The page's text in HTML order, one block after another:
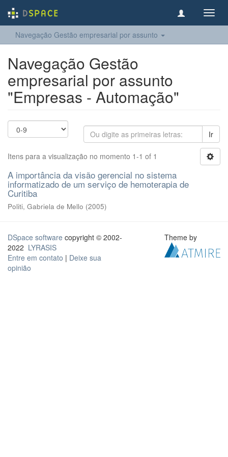
Navegação Gestão empresarial por assunto
Navegação Gestão
empresarial por assunto
"Empresas - Automação"
Ir
Itens para a visualização no momento 1-1 of 1
A importância da visão gerencial no sistema
informatizado de um serviço de hemoterapia de
Curitiba
Politi, Gabriela de Mello (2005)
DSpace software copyright © 2002-
2022 LYRASIS
Entre em contato | Deixe sua
opinião
Theme by